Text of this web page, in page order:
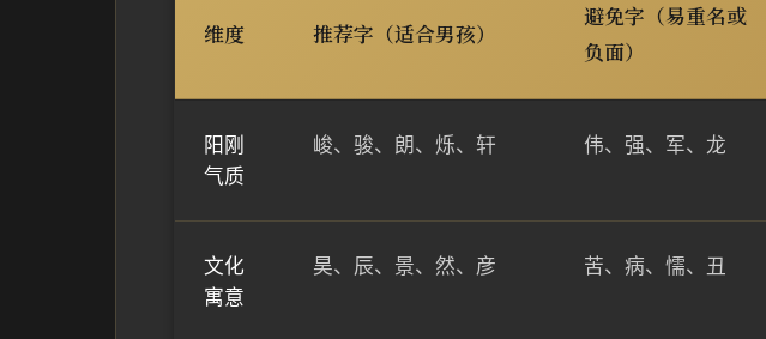
维度 推荐字（适合男孩）
避免字（易重名或
负面）
阳刚
气质
峻、骏、朗、烁、轩 伟、强、军、龙
文化
寓意
昊、辰、景、然、彦 苦、病、懦、丑